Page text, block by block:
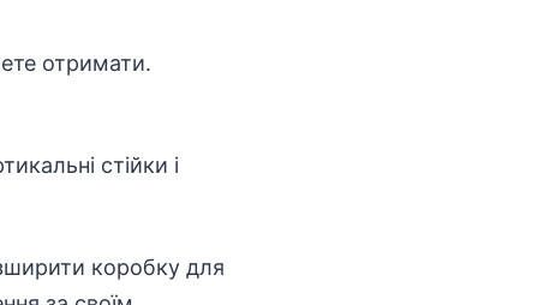
отримати.
стійки і
коробку для